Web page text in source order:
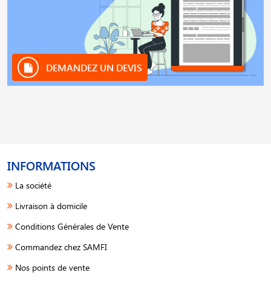
DEMANDEZ UN DEVIS
INFORMATIONS
La société
Livraison à domicile
Conditions Générales de Vente
Commandez chez SAMFI
Nos points de vente